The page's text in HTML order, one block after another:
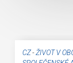
CZ-ŽIVOT V